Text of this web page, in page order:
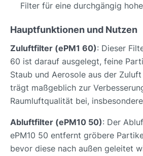
Filter für eine durchgängig
Hauptfunktionen und Nutzen
Zuluftfilter (ePM1 60): Dieser
60 ist darauf ausgelegt, feine
Staub und Aerosole aus der
trägt maßgeblich zur
Raumluftqualität bei,
Abluftfilter (ePM10 50): Der
ePM10 50 entfernt gröbere
bevor diese nach außen geleitet